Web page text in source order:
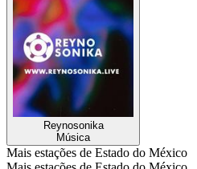
Reynosonika
Música
Mais estações de Estado do México